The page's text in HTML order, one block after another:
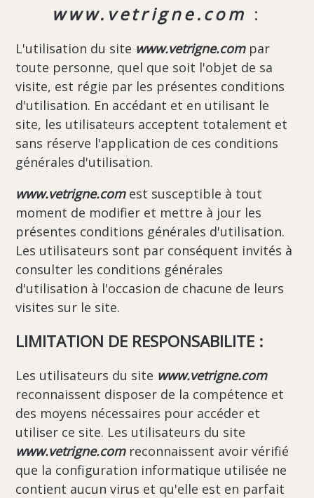
www.vetrigne.com :
L'utilisation du site www.vetrigne.compar
toute personne, quel que soit l'objet de sa
visite, est régie par les présentes conditions
d'utilisation. En accédant et en utilisant le
site, les utilisateurs acceptent totalement et
sans réserve l'application de ces conditions
générales d'utilisation.
www.vetrigne.comest susceptible à tout
moment de modifier et mettre à jour les
présentes conditions générales d'utilisation.
Les utilisateurs sont par conséquent invités à
consulter les conditions générales
d'utilisation à l'occasion de chacune de leurs
visites sur le site.
LIMITATION DE RESPONSABILITE :
Les utilisateurs du site www.vetrigne.com
reconnaissent disposer de la compétence et
des moyens nécessaires pour accéder et
utiliser ce site. Les utilisateurs du site
www.vetrigne.comreconnaissent avoir vérifié
que la configuration informatique utilisée ne
contient aucun virus et qu'elle est en parfait